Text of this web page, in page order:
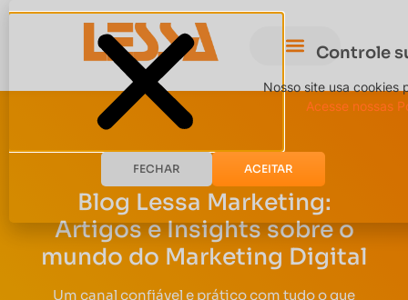
Blog Lessa Marketing:
Artigos e Insights sobre o
mundo do Marketing Digital
Um canal confiável e prático com tudo o que
Controle
Nosso site usa cookies
Acesse nossas
FECHAR ACEITAR